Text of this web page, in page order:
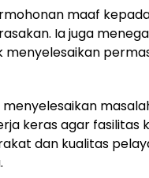
maaf
Ia juga
menyelesaikan
keras agar fasilitas
dan kualitas